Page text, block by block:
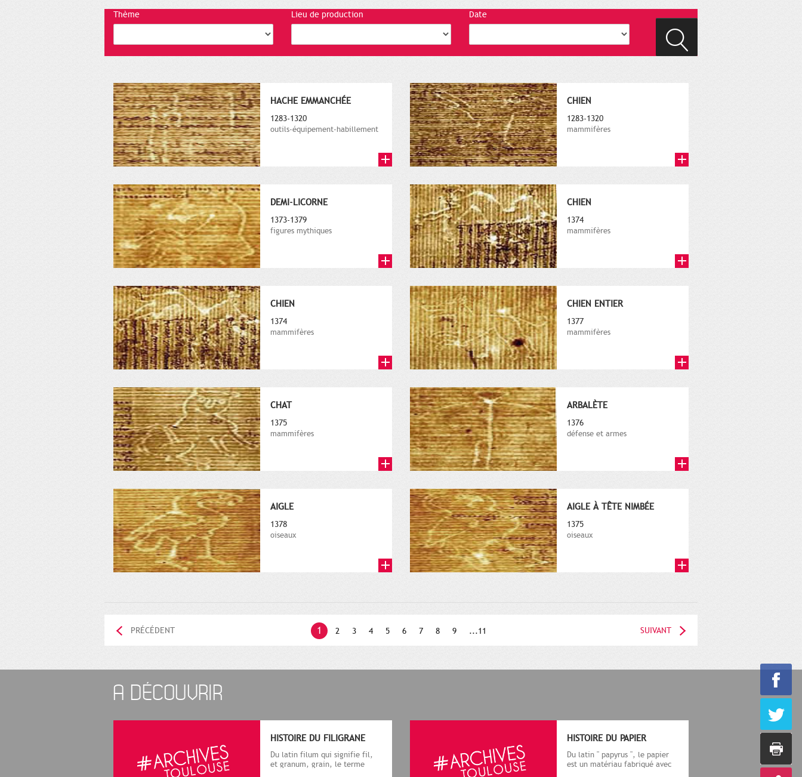
Thème Lieu de production Date
HACHE EMMANCHÉE
1283-1320
outils-équipement-habillement
CHIEN
1283-1320
mammifères
DEMI-LICORNE
1373-1379
figures mythiques
CHIEN
1374
mammifères
CHIEN
1374
mammifères
CHIEN ENTIER
1377
mammifères
CHAT
1375
mammifères
ARBALÈTE
1376
défense et armes
AIGLE
1378
oiseaux
AIGLE À TÊTE NIMBÉE
1375
oiseaux
1 2 3 4 5 6 7 8 9 ...11
PRÉCÉDENT SUIVANT
A DÉCOUVRIR
HISTOIRE DU FILIGRANE
Du latin filum qui signifie fil,
et granum, grain, le terme
HISTOIRE DU PAPIER
Du latin " papyrus ", le papier
est un matériau fabriqué avec